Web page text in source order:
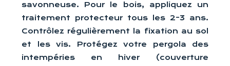
savonneuse. Pour le bois, appliquez un
traitement protecteur tous les 2-3 ans.
Contrôlez régulièrement la fixation au sol
et les vis. Protégez votre pergola des
intempéries en hiver (couverture